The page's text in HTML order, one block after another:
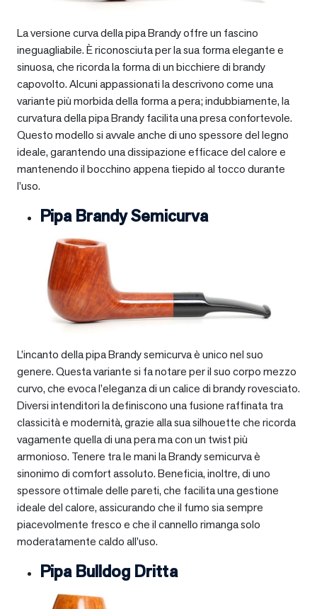
La versione curva della pipa Brandy offre un fascino
ineguagliabile. È riconosciuta per la sua forma elegante e
sinuosa, che ricorda la forma di un bicchiere di brandy
capovolto. Alcuni appassionati la descrivono come una
variante più morbida della forma a pera; indubbiamente, la
curvatura della pipa Brandy facilita una presa confortevole.
Questo modello si avvale anche di uno spessore del legno
ideale, garantendo una dissipazione efficace del calore e
mantenendo il bocchino appena tiepido al tocco durante
l’uso.
Pipa Brandy Semicurva
L’incanto della pipa Brandy semicurva è unico nel suo
genere. Questa variante si fa notare per il suo corpo mezzo
curvo, che evoca l’eleganza di un calice di brandy rovesciato.
Diversi intenditori la definiscono una fusione raffinata tra
classicità e modernità, grazie alla sua silhouette che ricorda
vagamente quella di una pera ma con un twist più
armonioso. Tenere tra le mani la Brandy semicurva è
sinonimo di comfort assoluto. Beneficia, inoltre, di uno
spessore ottimale delle pareti, che facilita una gestione
ideale del calore, assicurando che il fumo sia sempre
piacevolmente fresco e che il cannello rimanga solo
moderatamente caldo all’uso.
Pipa Bulldog Dritta